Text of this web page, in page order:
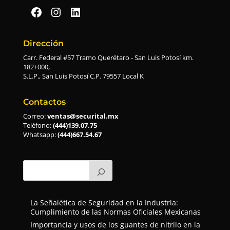
Securital en Facebook
Securital en Instagram
Securital en Linkedin
Dirección
Carr. Federal #57 Tramo Querétaro - San Luis Potosí km.
182+000,
S.L.P., San Luis Potosí C.P. 79557 Local K
Contactos
Correo:ventas@securital.mx
Teléfono:(444)139.07.75
Whatsapp:(444)667.54.67
La Señalética de Seguridad en la Industria:
Cumplimiento de las Normas Oficiales Mexicanas
Importancia y usos de los guantes de nitrilo en la